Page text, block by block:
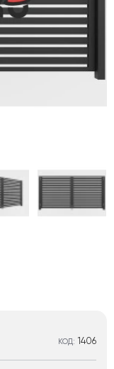
КОД: 1406